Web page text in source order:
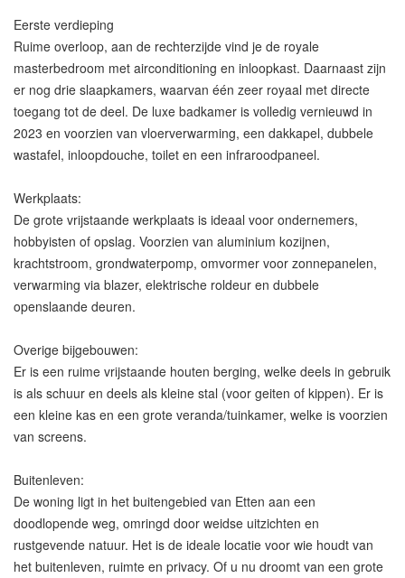
Eerste verdieping
Ruime overloop, aan de rechterzijde vind je de royale
masterbedroom met airconditioning en inloopkast. Daarnaast zijn
er nog drie slaapkamers, waarvan één zeer royaal met directe
toegang tot de deel. De luxe badkamer is volledig vernieuwd in
2023 en voorzien van vloerverwarming, een dakkapel, dubbele
wastafel, inloopdouche, toilet en een infraroodpaneel.
Werkplaats:
De grote vrijstaande werkplaats is ideaal voor ondernemers,
hobbyisten of opslag. Voorzien van aluminium kozijnen,
krachtstroom, grondwaterpomp, omvormer voor zonnepanelen,
verwarming via blazer, elektrische roldeur en dubbele
openslaande deuren.
Overige bijgebouwen:
Er is een ruime vrijstaande houten berging, welke deels in gebruik
is als schuur en deels als kleine stal (voor geiten of kippen). Er is
een kleine kas en een grote veranda/tuinkamer, welke is voorzien
van screens.
Buitenleven:
De woning ligt in het buitengebied van Etten aan een
doodlopende weg, omringd door weidse uitzichten en
rustgevende natuur. Het is de ideale locatie voor wie houdt van
het buitenleven, ruimte en privacy. Of u nu droomt van een grote